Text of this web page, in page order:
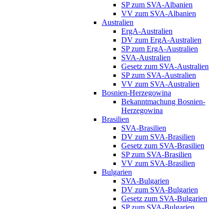
SP zum SVA-Albanien
VV zum SVA-Albanien
Australien
ErgA-Australien
DV zum ErgA-Australien
SP zum ErgA-Australien
SVA-Australien
Gesetz zum SVA-Australien
SP zum SVA-Australien
VV zum SVA-Australien
Bosnien-Herzegowina
Bekanntmachung Bosnien-
Herzegowina
Brasilien
SVA-Brasilien
DV zum SVA-Brasilien
Gesetz zum SVA-Brasilien
SP zum SVA-Brasilien
VV zum SVA-Brasilien
Bulgarien
SVA-Bulgarien
DV zum SVA-Bulgarien
Gesetz zum SVA-Bulgarien
SP zum SVA-Bulgarien